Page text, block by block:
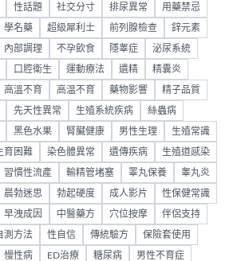
性話題 社交分寸 排尿異常 用藥禁忌
學名藥 超級犀利士 前列腺檢查 鋅元素
內部調理 不孕飲食 隱睾症 泌尿系統
口腔衛生 運動療法 遺精 精囊炎
高溫不育 高温不育 藥物影響 精子品質
先天性異常 生殖系統疾病 絲蟲病
黑色水果 腎臟健康 男性生理 生殖常識
育困難 染色體異常 遺傳疾病 生殖道感染
習慣性流產 輸精管堵塞 睪丸保養 睾丸炎
晨勃迷思 勃起硬度 成人影片 性保健常識
早洩成因 中醫藥方 穴位按摩 伴侶支持
測方法 性自信 傳統驗方 保險套使用
慢性病 ED治療 糖尿病 男性不育症